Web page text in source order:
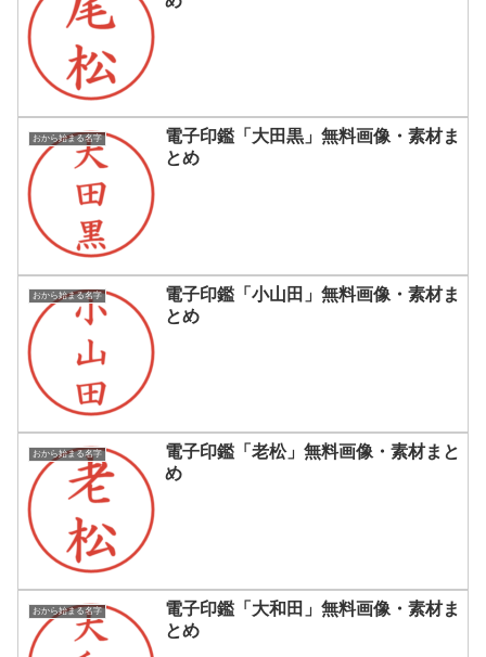
おから始まる名字
電子印鑑「大田黒」無料画像・素材ま
とめ
おから始まる名字
電子印鑑「小山田」無料画像・素材ま
とめ
おから始まる名字
電子印鑑「老松」無料画像・素材まと
め
おから始まる名字
電子印鑑「大和田」無料画像・素材ま
とめ